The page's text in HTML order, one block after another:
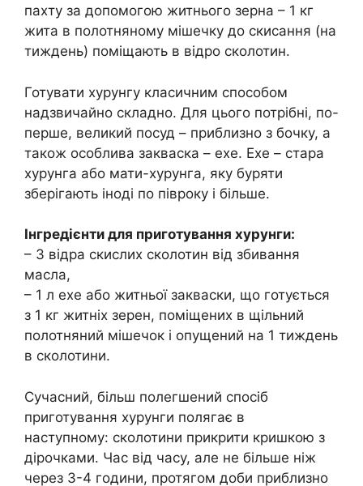
пахту за допомогою житнього зерна – 1 кг
жита в полотняному мішечку до скисання (на
тиждень) поміщають в відро сколотин.
Готувати хурунгу класичним способом
надзвичайно складно. Для цього потрібні, по-
перше, великий посуд – приблизно з бочку, а
також особлива закваска – ехе. Ехе – стара
хурунга або мати-хурунга, яку буряти
зберігають іноді по півроку і більше.
Інгредієнти для приготування хурунги:
– 3 відра скислих сколотин від збивання
масла,
– 1 л ехе або житньої закваски, що готується
з 1 кг житніх зерен, поміщених в щільний
полотняний мішечок і опущений на 1 тиждень
в сколотини.
Сучасний, більш полегшений спосіб
приготування хурунги полягає в
наступному: сколотини прикрити кришкою з
дірочками. Час від часу, але не більше ніж
через 3-4 години, протягом доби приблизно